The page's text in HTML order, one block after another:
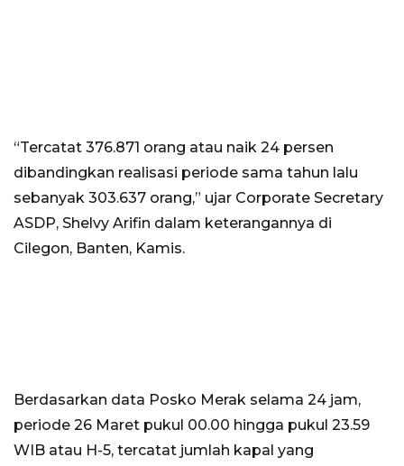
“Tercatat 376.871 orang atau naik 24 persen
dibandingkan realisasi periode sama tahun lalu
sebanyak 303.637 orang,” ujar Corporate Secretary
ASDP, Shelvy Arifin dalam keterangannya di
Cilegon, Banten, Kamis.
Berdasarkan data Posko Merak selama 24 jam,
periode 26 Maret pukul 00.00 hingga pukul 23.59
WIB atau H-5, tercatat jumlah kapal yang